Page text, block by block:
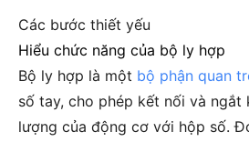
Các bước thiết yếu
Hiểu chức năng của bộ ly hợp
Bộ ly hợp là một bộ phận quan
số tay, cho phép kết nối và ngắt
lượng của động cơ với hộp số.